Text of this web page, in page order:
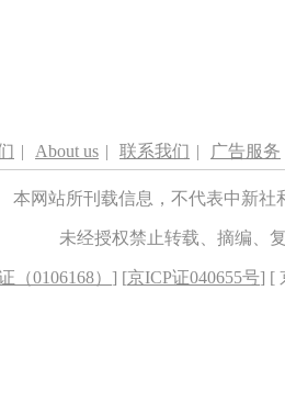
| About us | 联系我们 | 广告服务
本网站所刊载信息，不代表中新
未经授权禁止转载、摘编、
（0106168） ] [京ICP证040655号] [